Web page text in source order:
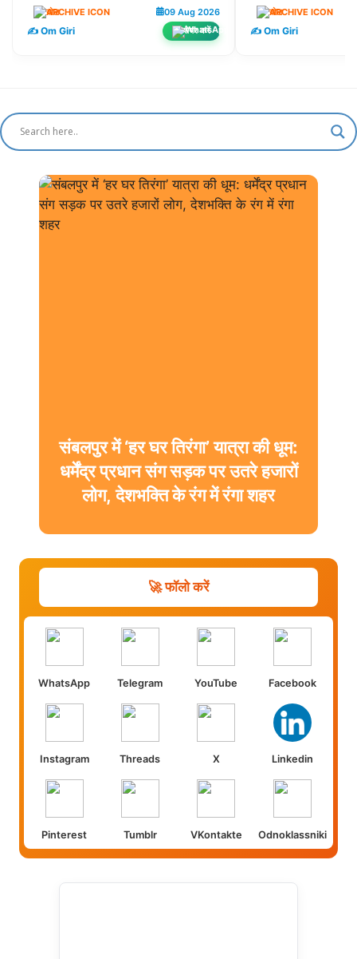
खेल 09 Aug 2026
✍️ Om Giri शेयर करें
खेल
✍️ Om Giri
संबलपुर में ‘हर घर तिरंगा’ यात्रा की धूम:
धर्मेंद्र प्रधान संग सड़क पर उतरे हजारों
लोग, देशभक्ति के रंग में रंगा शहर
🚀 फॉलो करें
WhatsApp Telegram YouTube Facebook
Instagram Threads X Linkedin
Pinterest Tumblr VKontakte Odnoklassniki